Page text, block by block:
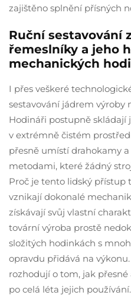
zajištěno splnění přísných
Ruční sestavování
řemeslníky a jeho
mechanických
I přes veškeré
sestavování jádrem výroby
Hodináři postupně skládají
v extrémně čistém
přesně umístí drahokamy
metodami, které žádný
Proč je tento lidský přístup
vznikají dokonalé
získávají svůj vlastní
tovární výroba prostě
složitých hodinkách s
opravdu přidává na
rozhodují o tom, jak
po celá léta jejich používání.